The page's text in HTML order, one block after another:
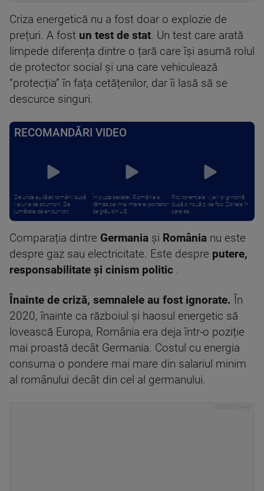
Criza energetică nu a fost doar o explozie de
prețuri. A fost un test de stat. Un test care arată
limpede diferența dintre o țară care își asumă rolul
de protector social și una care vehiculează
”protecția” în fața cetățenilor, dar îi lasă să se
descurce singuri.
RECOMANDĂRI VIDEO
De unde au tăiat românii după
valurile de scumpiri. De
jumătate de an pun tot ...
În ciuda secetei, România a
rămas cel mai mare exportator
de grâu din UE. ...
Ploi torențiale, vijelii și grindină,
după o nouă zi de foc. Zonele în
care se ...
Comparația dintre Germania și România nu este
despre gaz sau electricitate. Este despre putere,
responsabilitate și cinism politic .
Înainte de criză, semnalele au fost ignorate. În
2020, înainte ca războiul și haosul energetic să
lovească Europa, România era deja într-o poziție
mai proastă decât Germania. Costul cu energia
consuma o pondere mai mare din salariul minim
al românului decât din cel al germanului.